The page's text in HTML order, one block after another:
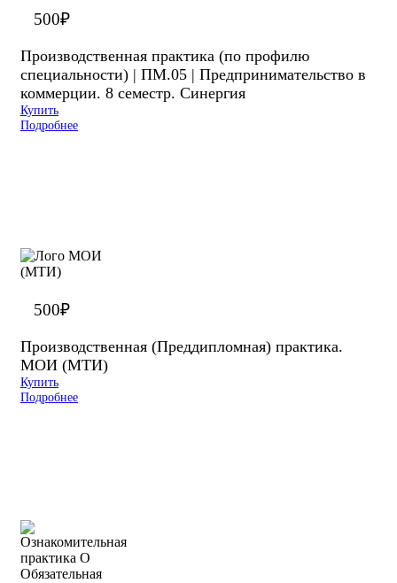
500₽
Производственная практика (по профилю
специальности) | ПМ.05 | Предпринимательство в
коммерции. 8 семестр. Синергия
Купить
Подробнее
500₽
Производственная (Преддипломная) практика.
МОИ (МТИ)
Купить
Подробнее